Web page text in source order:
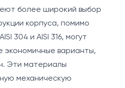
более широкий выбор
корпуса, помимо
304 и AISI 316, могут
экономичные варианты,
Эти материалы
механическую